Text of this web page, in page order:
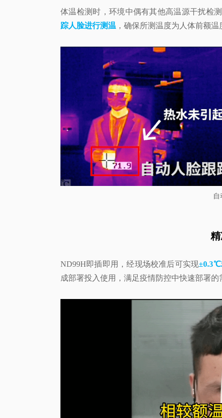
体温检测时，环境中偶有其他高温源干扰检
踪人脸进行测温 ，确保所测温度为人体前额
ND99H即插即用，经现场校准后可实现±0.3℃
成部署投入使用，满足疫情防控中快速部署的